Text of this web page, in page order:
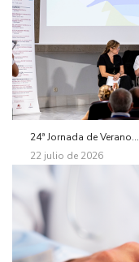
24ª Jornada de Verano...
22 julio de 2026